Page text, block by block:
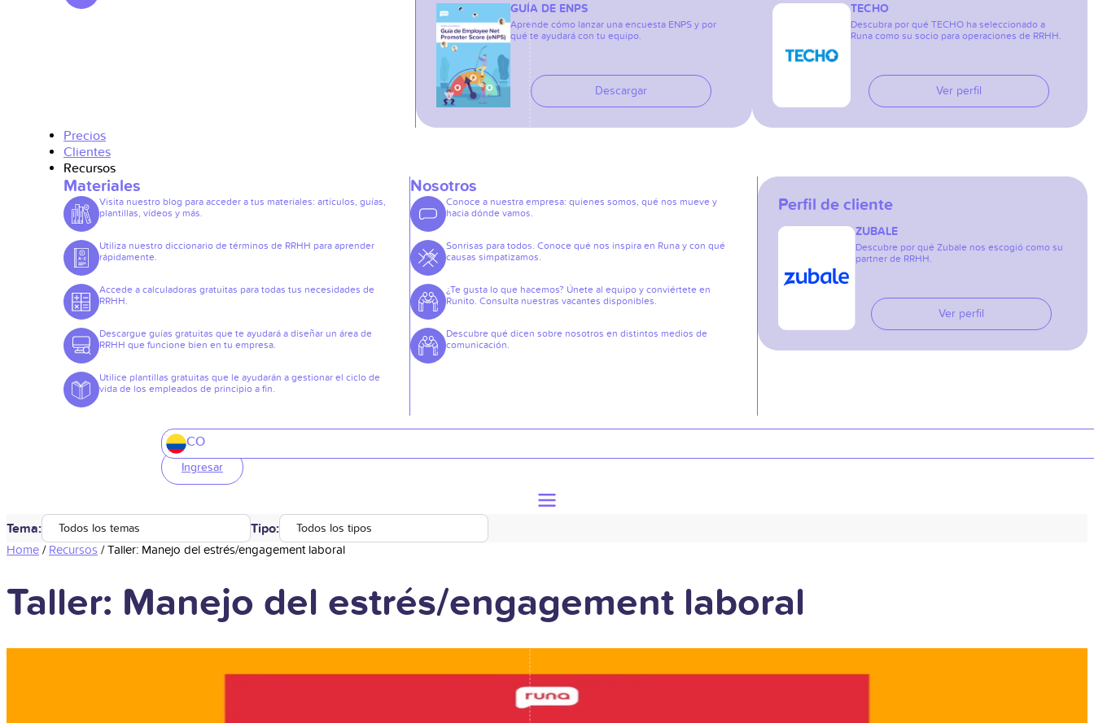
GUÍA DE ENPS
Aprende cómo lanzar una encuesta ENPS y por
qué te ayudará con tu equipo.
Descargar
TECHO
Descubra por qué TECHO ha seleccionado a
Runa como su socio para operaciones de RRHH.
Ver perfil
Precios
Clientes
Recursos
Materiales
Visita nuestro blog para acceder a tus materiales: artículos, guías,
plantillas, vídeos y más.
Utiliza nuestro diccionario de términos de RRHH para aprender
rápidamente.
Accede a calculadoras gratuitas para todas tus necesidades de
RRHH.
Descargue guías gratuitas que te ayudará a diseñar un área de
RRHH que funcione bien en tu empresa.
Utilice plantillas gratuitas que le ayudarán a gestionar el ciclo de
vida de los empleados de principio a fin.
Nosotros
Conoce a nuestra empresa: quienes somos, qué nos mueve y
hacia dónde vamos.
Sonrisas para todos. Conoce qué nos inspira en Runa y con qué
causas simpatizamos.
¿Te gusta lo que hacemos? Únete al equipo y conviértete en
Runito. Consulta nuestras vacantes disponibles.
Descubre qué dicen sobre nosotros en distintos medios de
comunicación.
Perfil de cliente
ZUBALE
Descubre por qué Zubale nos escogió como su
partner de RRHH.
Ver perfil
CO
Ingresar
Tema: Todos los temas Tipo: Todos los tipos
Home / Recursos /Taller: Manejo del estrés/engagement laboral
Taller: Manejo del estrés/engagement laboral